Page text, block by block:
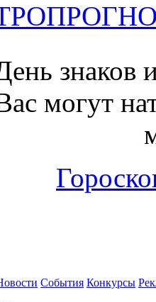
знаков
могут
События Конкурсы